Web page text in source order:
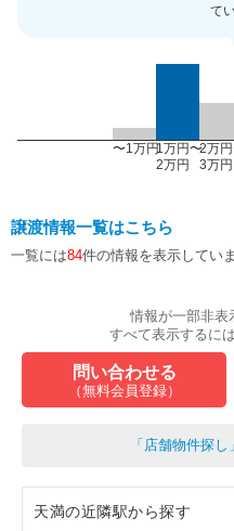
て
〜1万円1万円〜
2万円
2万
3万円
譲渡情報一覧はこちら
一覧には84件の情報を表示していま
情報が一部非表
すべて表示するに
問い合わせる
（無料会員登録）
「店舗物件探
天満の近隣駅から探す